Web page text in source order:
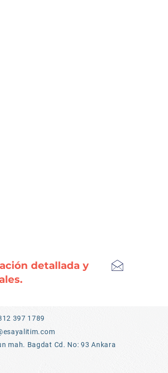
detallada y
397 1789
mah. Bagdat Cd. No: 93 Ankara